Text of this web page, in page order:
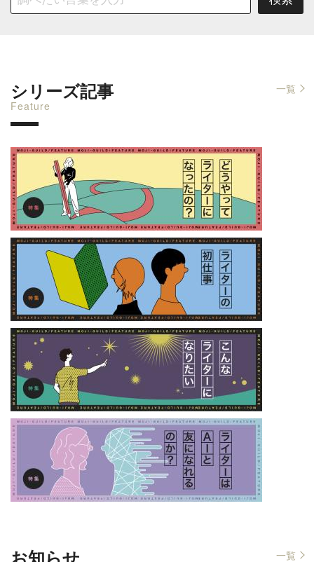
シリーズ記事
Feature
一覧
お知らせ 一覧